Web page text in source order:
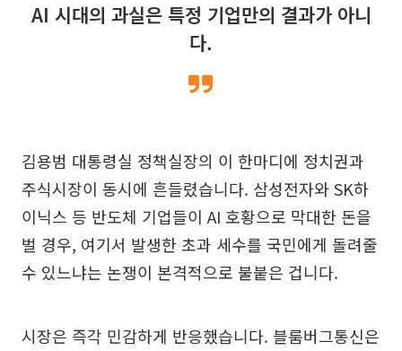
AI 시대의 과실은 특정 기업만의 결과가 아니
다.
김용범 대통령실 정책실장의 이 한마디에 정치권과
주식시장이 동시에 흔들렸습니다. 삼성전자와 SK하
이닉스 등 반도체 기업들이 AI 호황으로 막대한 돈을
벌 경우, 여기서 발생한 초과 세수를 국민에게 돌려줄
수 있느냐는 논쟁이 본격적으로 불붙은 겁니다.
시장은 즉각 민감하게 반응했습니다. 블룸버그통신은